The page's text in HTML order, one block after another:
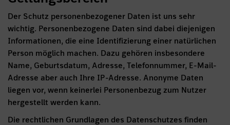
Der Schutz personenbezogener Daten ist uns sehr
wichtig. Personenbezogene Daten sind dabei diejenigen
Informationen, die eine Identifizierung einer natürlichen
Person möglich machen. Dazu gehören insbesondere
Name, Geburtsdatum, Adresse, Telefonnummer, E-Mail-
Adresse aber auch Ihre IP-Adresse. Anonyme Daten
liegen vor, wenn keinerlei Personenbezug zum Nutzer
hergestellt werden kann.
Die rechtlichen Grundlagen des Datenschutzes finden